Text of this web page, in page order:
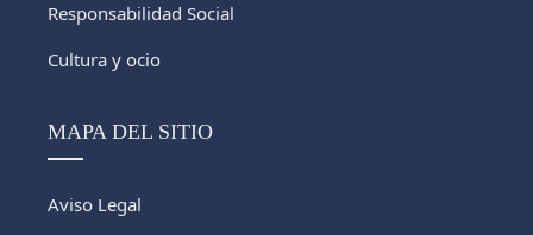
Responsabilidad Social
Cultura y ocio
MAPA DEL SITIO
Aviso Legal